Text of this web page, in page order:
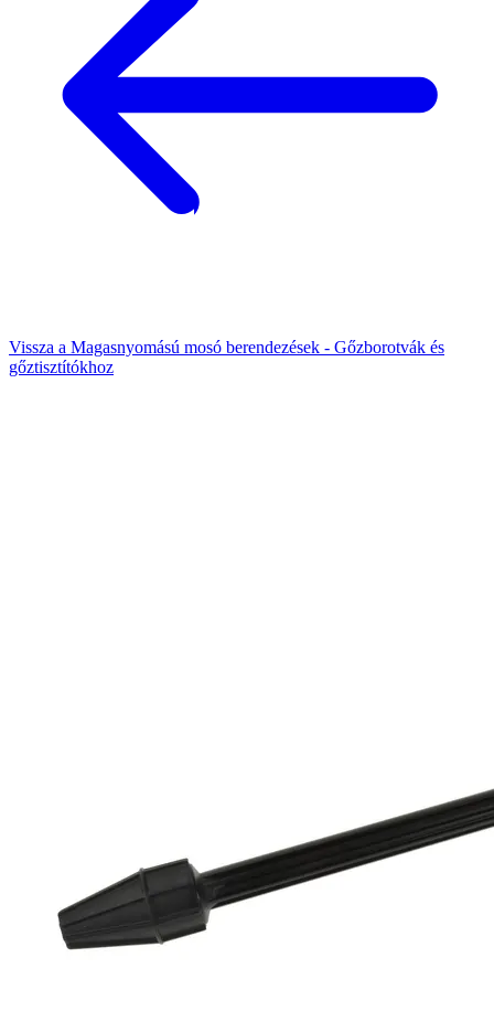
Vissza a Magasnyomású mosó berendezések - Gőzborotvák és
gőztisztítókhoz